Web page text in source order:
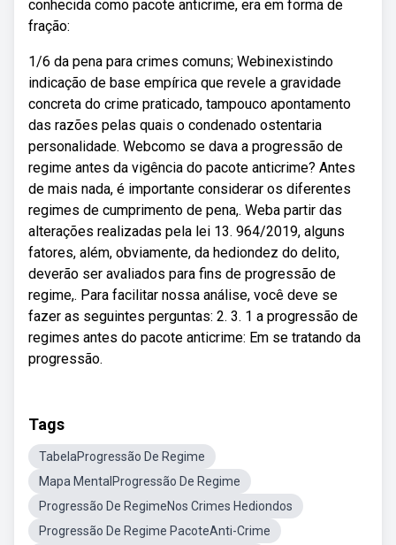
conhecida como pacote anticrime, era em forma de
fração:
1/6 da pena para crimes comuns; Webinexistindo
indicação de base empírica que revele a gravidade
concreta do crime praticado, tampouco apontamento
das razões pelas quais o condenado ostentaria
personalidade. Webcomo se dava a progressão de
regime antes da vigência do pacote anticrime? Antes
de mais nada, é importante considerar os diferentes
regimes de cumprimento de pena,. Weba partir das
alterações realizadas pela lei 13. 964/2019, alguns
fatores, além, obviamente, da hediondez do delito,
deverão ser avaliados para fins de progressão de
regime,. Para facilitar nossa análise, você deve se
fazer as seguintes perguntas: 2. 3. 1 a progressão de
regimes antes do pacote anticrime: Em se tratando da
progressão.
Tags
TabelaProgressão De Regime
Mapa MentalProgressão De Regime
Progressão De RegimeNos Crimes Hediondos
Progressão De Regime PacoteAnti-Crime